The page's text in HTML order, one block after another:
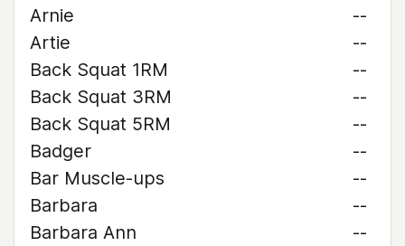
Arnie
--
Artie
--
Back Squat 1RM
--
Back Squat 3RM
--
Back Squat 5RM
--
Badger
--
Bar Muscle-ups
--
Barbara
--
Barbara Ann
--